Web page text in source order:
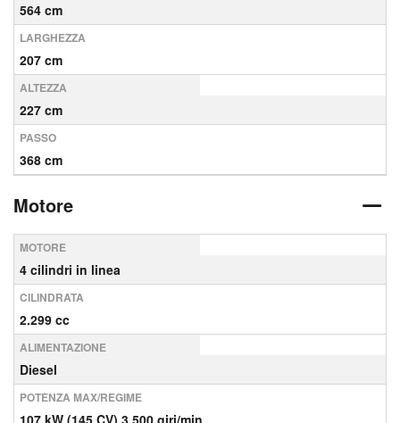
564 cm
LARGHEZZA
207 cm
ALTEZZA
227 cm
PASSO
368 cm
Motore
MOTORE
4 cilindri in linea
CILINDRATA
2.299 cc
ALIMENTAZIONE
Diesel
POTENZA MAX/REGIME
107 kW (145 CV) 3,500 giri/min